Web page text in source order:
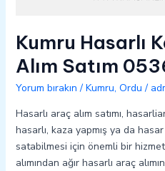
Kumru Hasarlı
Alım Satım
Yorum bırakın / Kumru, Ordu /
Hasarlı araç alım satımı,
hasarlı, kaza yapmış ya da
satabilmesi için önemli bir
alımından ağır hasarlı araç